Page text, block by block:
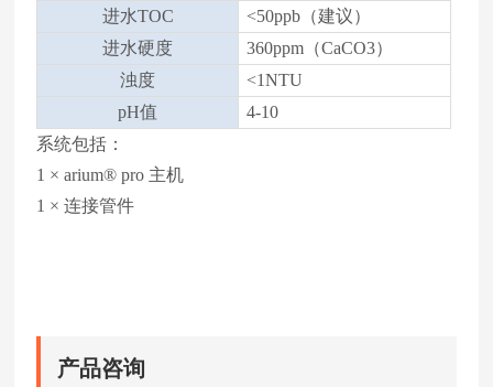
进水TOC
<50ppb（建议）
进水硬度
360ppm（CaCO3）
浊度
<1NTU
pH值
4-10
系统包括：
1 × arium® pro 主机
1 × 连接管件
产品咨询